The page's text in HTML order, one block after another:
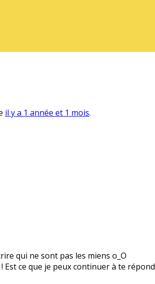
il y a 1 année et 1 mois.
qui ne sont pas les miens o_O
Est ce que je peux continuer à te